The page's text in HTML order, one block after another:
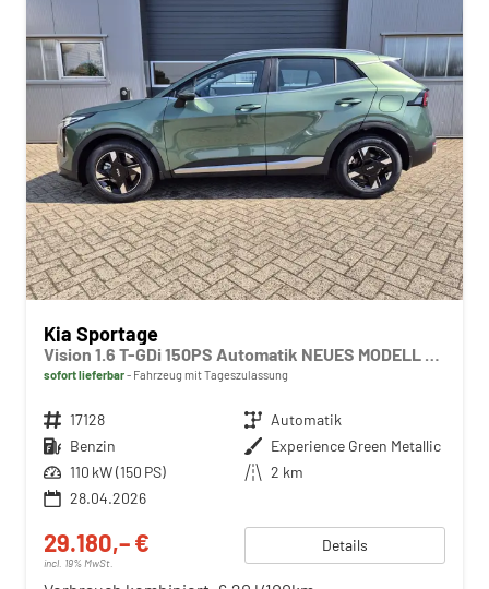
Kia Sportage
Vision 1.6 T-GDi 150PS Automatik NEUES MODELL MY26 FACELIFT Sitzheizung Lenkradheizung Klimaautomatik Navi Bluetooth Touchscreen Apple CarPlay Android Auto PDC v+h 17"LM Rückf.Kamera ACC 2x Keyless
sofort lieferbar Fahrzeug mit Tageszulassung
Fahrzeugnr. 17128 Getriebe Automatik
Kraftstoff Benzin Außenfarbe Experience Green Metallic
Leistung 110 kW (150 PS) Kilometerstand 2 km
28.04.2026
29.180,– €
incl. 19% MwSt.
Details